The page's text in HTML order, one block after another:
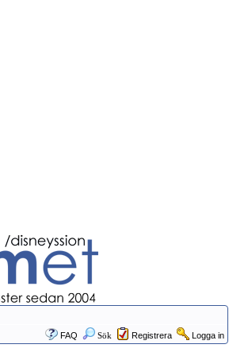
FAQ Sök Registrera Logga in